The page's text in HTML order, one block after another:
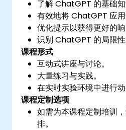
了解 ChatGPT 的基础知
有效地将 ChatGPT 应用
优化提示以获得更好的响
识别 ChatGPT 的局限性
课程形式
互动式讲座与讨论。
大量练习与实践。
在实时实验环境中进行动
课程定制选项
如需为本课程定制培训
排。